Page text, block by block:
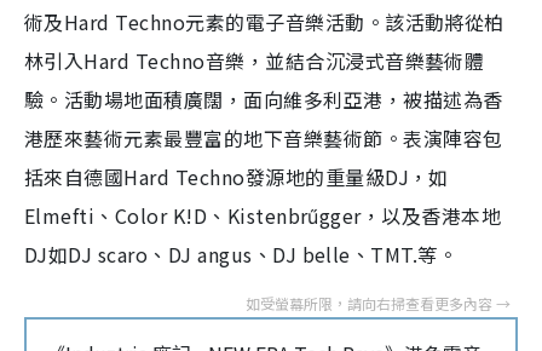
術及Hard Techno元素的電子音樂活動。該活動將從柏
林引入Hard Techno音樂，並結合沉浸式音樂藝術體
驗。活動場地面積廣闊，面向維多利亞港，被描述為香
港歷來藝術元素最豐富的地下音樂藝術節。表演陣容包
括來自德國Hard Techno發源地的重量級DJ，如
Elmefti、Color K!D、Kistenbrűgger，以及香港本地
DJ如DJ scaro、DJ angus、DJ belle、TMT.等。